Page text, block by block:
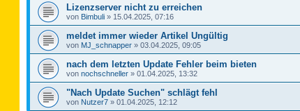
Lizenzserver nicht zu erreichen
von Bimbuli » 15.04.2025, 07:16
meldet immer wieder Artikel Ungültig
von MJ_schnapper » 03.04.2025, 09:05
nach dem letzten Update Fehler beim bieten
von nochschneller » 01.04.2025, 13:32
"Nach Update Suchen" schlägt fehl
von Nutzer7 » 01.04.2025, 12:12